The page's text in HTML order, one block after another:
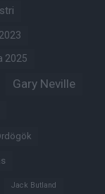
2025
Gary Neville
Jack Butland